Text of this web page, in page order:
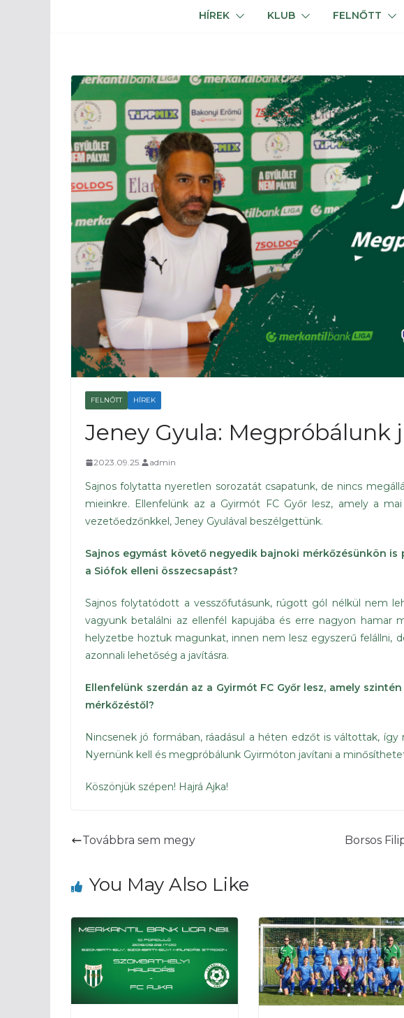
HÍREK KLUB FELNŐTT
FELNŐTT HÍREK
Jeney Gyula: Megpróbálunk
2023.09.25. admin
Sajnos folytatta nyeretlen sorozatát csapatunk, de nincs
mieinkre. Ellenfelünk az a Gyirmót FC Győr lesz, amely a
vezetőedzőnkkel, Jeney Gyulával beszélgettünk.
Sajnos egymást követő negyedik bajnoki mérkőzésünkön
a Siófok elleni összecsapást?
Sajnos folytatódott a vesszőfutásunk, rúgott gól nélkül nem
vagyunk betalálni az ellenfél kapujába és erre nagyon hamar
helyzetbe hoztuk magunkat, innen nem lesz egyszerű felállni,
azonnali lehetőség a javításra.
Ellenfelünk szerdán az a Gyirmót FC Győr lesz, amely
mérkőzéstől?
Nincsenek jó formában, ráadásul a héten edzőt is váltottak,
Nyernünk kell és megpróbálunk Gyirmóton javítani a
Köszönjük szépen! Hajrá Ajka!
Továbbra sem megy Borsos
You May Also Like